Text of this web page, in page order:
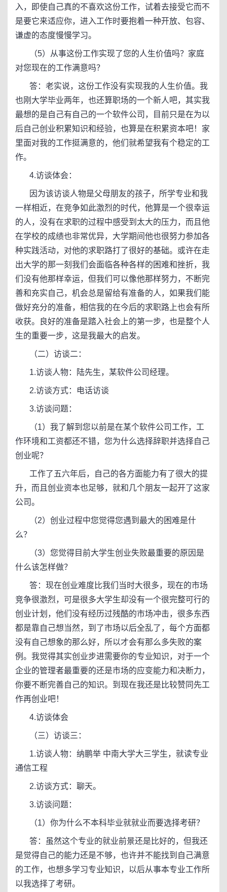
入，即使自己真的不喜欢这份工作，试着去接受它而不
是要它来适应你，进入工作时要抱着一种开放、包容、
谦虚的态度慢慢学习。
（5）从事这份工作实现了您的人生价值吗？家庭
对您现在的工作满意吗？
答：老实说，这份工作没有实现我的人生价值。我
也刚大学毕业两年，也还算职场的一个新人吧，其实我
最想的是自己有自己的一个软件公司，目前只是在为以
后自己创业积累知识和经验，也算是在积累资本吧！家
里面对我的工作挺满意的，他们就希望我有个稳定的工
作。
4.访谈体会：
因为该访谈人物是父母朋友的孩子，所学专业和我
一样相近，在竞争如此激烈的时代，他算是一个很幸运
的人，没有在求职的过程中感受到太大的压力，而且他
在学校的成绩也非常优异，大学期间他也很努力参加各
种实践活动，对他的求职路打了很好的基础。或许在走
出大学的那一刻我们会面临各种各样的困难和挫折，我
们没有他那样幸运，但我们可以像他那样努力，不断完
善和充实自己，机会总是留给有准备的人，如果我们能
做好充分的准备，相信我的在今后的求职路上也会有所
收获。良好的准备是踏入社会上的第一步，也是整个人
生的重要一步，这是我最大的启发。
（二）访谈二：
1.访谈人物：陆先生，某软件公司经理。
2.访谈方式：电话访谈
3.访谈问题：
（1）我了解到您以前是在某个软件公司工作，工
作环境和工资都还不错，您为什么选择辞职并选择自己
创业呢？
工作了五六年后，自己的各方面能力有了很大的提
升，而且创业资本也足够，就和几个朋友一起开了这家
公司。
（2）创业过程中您觉得您遇到最大的困难是什
么？
（3）您觉得目前大学生创业失败最重要的原因是
什么该怎样做？
答：现在创业难度比我们当时大很多，现在的市场
竞争很激烈，可是很多大学生却没有一个很完整可行的
创业计划，他们没有经历过残酷的市场冲击，很多东西
都是靠自己想当然，到了市场以后全乱了，每个方面都
没有自己想象的那么好，所以才会有那么多失败的案
例。我觉得其实创业步进需要你的专业知识，对于一个
企业的管理者最重要的还是市场的应变能力和决断力，
你要不断完善自己的知识。到现在我还是比较赞同先工
作再创业吧！
4.访谈体会
（三）访谈三：
1.访谈人物：纳鹏举 中南大学大三学生，就读专业
通信工程
2.访谈方式：聊天。
3.访谈问题：
（1）你为什么不本科毕业就就业而要选择考研？
答：虽然这个专业的就业前景还是比好的，但我还
是觉得自己的能力还是不够，也许并不能找到自己满意
的工作，也想多学习专业知识，以后从事本专业工作所
以我选择了考研。